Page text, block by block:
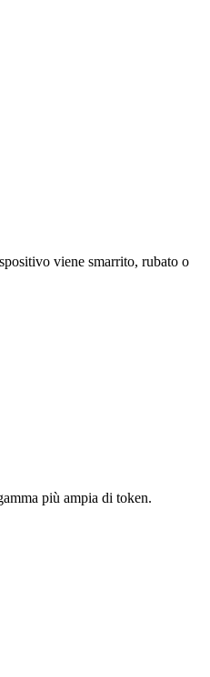
viene smarrito, rubato o
più ampia di token.